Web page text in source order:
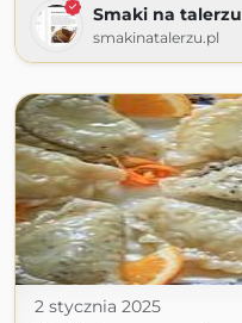
Smaki na talerzu
smakinatalerzu.pl
2 stycznia 2025